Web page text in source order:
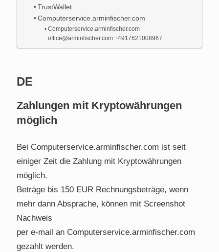
TrustWallet
Computerservice.arminfischer.com
Computerservice.arminfischer.com
office@arminfischer.com +4917621008967
DE
Zahlungen mit Kryptowährungen
möglich
Bei Computerservice.arminfischer.com ist seit
einiger Zeit die Zahlung mit Kryptowährungen
möglich.
Beträge bis 150 EUR Rechnungsbeträge, wenn
mehr dann Absprache, können mit Screenshot
Nachweis
per e-mail an Computerservice.arminfischer.com
gezahlt werden.